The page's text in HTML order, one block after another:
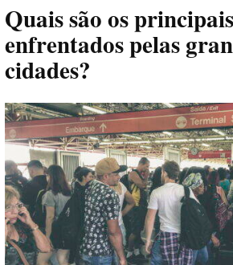
Quais são os
enfrentados pelas
cidades?